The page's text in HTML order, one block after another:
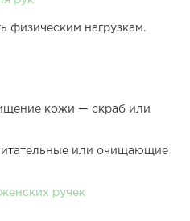
физическим нагрузкам.
кожи — скраб или
или очищающие
ручек